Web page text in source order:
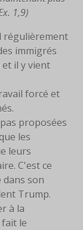
1,9)
régulièrement
immigrés
et il y vient
forcé et
proposées
les
leurs
C'est ce
dans son
Trump.
à la
le